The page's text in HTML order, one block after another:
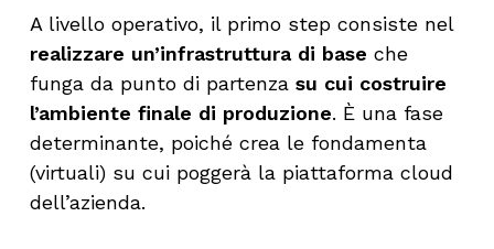
A livello operativo, il primo step consiste nel
realizzare un’infrastruttura di base che
funga da punto di partenza su cui costruire
l’ambiente finale di produzione. È una fase
determinante, poiché crea le fondamenta
(virtuali) su cui poggerà la piattaforma cloud
dell’azienda.